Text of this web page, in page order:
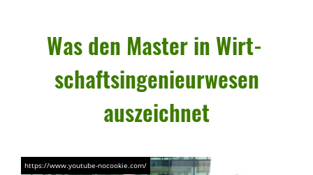
Was den Master in Wirt­
schafts­in­ge­nieur­wesen
auszeichnet